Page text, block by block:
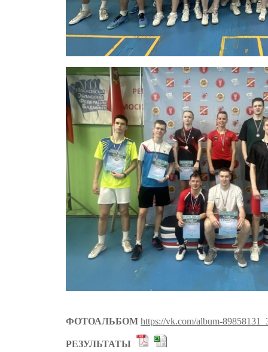
ФОТОАЛЬБОМ https://vk.com/album-
РЕЗУЛЬТАТЫ